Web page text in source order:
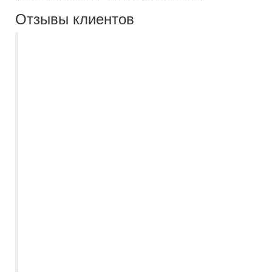
Отзывы клиентов